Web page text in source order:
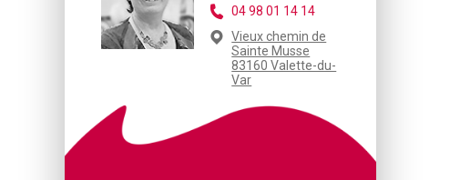
04 98 01 14 14
Vieux chemin de
Sainte Musse
83160 Valette-du-
Var